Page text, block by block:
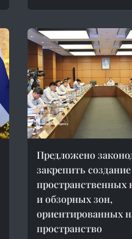
Предложено
закрепить создание
пространственных
и обзорных зон,
ориентированных
пространство